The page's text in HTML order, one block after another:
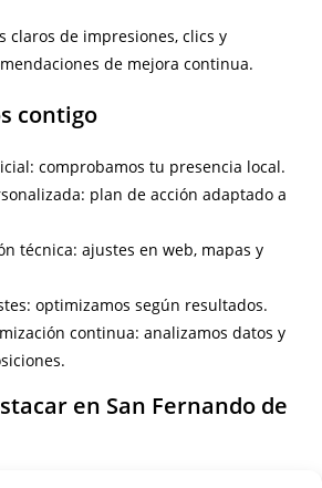
claros de impresiones, clics y
de mejora continua.
contigo
comprobamos tu presencia local.
plan de acción adaptado a
técnica: ajustes en web, mapas y
optimizamos según resultados.
continua: analizamos datos y
en San Fernando de